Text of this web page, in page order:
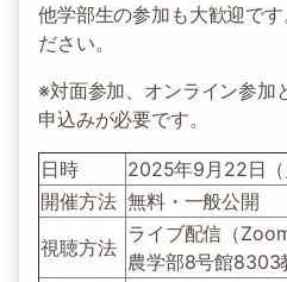
他学部生の参加も大歓迎で
ださい。
※対面参加、オンライン参加
申込みが必要です。
日時
2025年9月22日
開催方法 無料・一般公開
視聴方法
ライブ配信（
農学部8号館8303